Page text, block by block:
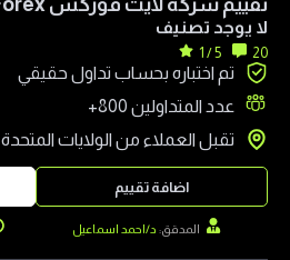
تقييم شركة لايت فوركس LiteForex
لا يوجد تصنيف
20
5 / 1
تم اختباره بحساب تداول حقيقي
عدد المتداولين 800+
تقبل العملاء من الولايات المتحدة
اضافة تقييم
المدقق: د/احمد اسماعيل